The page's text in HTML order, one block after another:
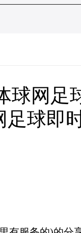
球网足
足球即